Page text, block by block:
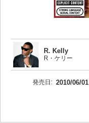
R. Kelly
R・ケリー
発売日: 2010/06/01